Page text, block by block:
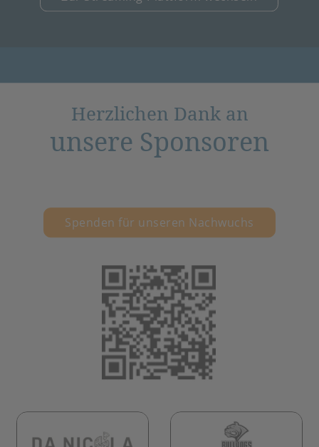
Herzlichen Dank an
unsere Sponsoren
Spenden für unseren Nachwuchs
in neuem Tab) (öffnet in neuem Tab)